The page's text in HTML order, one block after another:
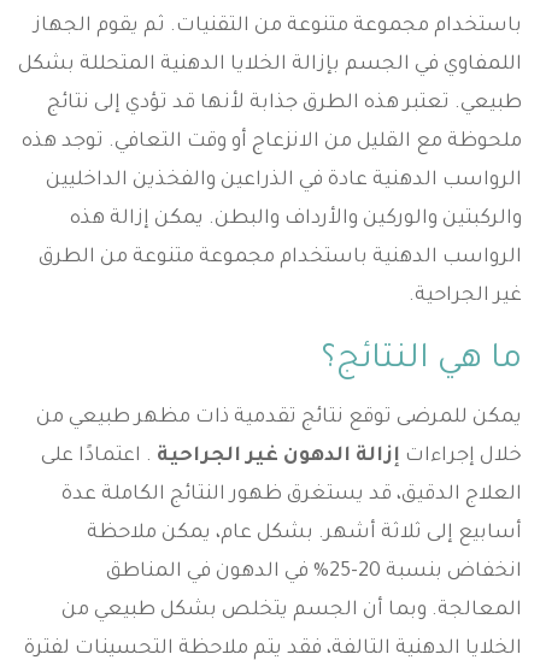
باستخدام مجموعة متنوعة من التقنيات. ثم يقوم الجهاز
اللمفاوي في الجسم بإزالة الخلايا الدهنية المتحللة بشكل
طبيعي. تعتبر هذه الطرق جذابة لأنها قد تؤدي إلى نتائج
ملحوظة مع القليل من الانزعاج أو وقت التعافي. توجد هذه
الرواسب الدهنية عادة في الذراعين والفخذين الداخليين
والركبتين والوركين والأرداف والبطن. يمكن إزالة هذه
الرواسب الدهنية باستخدام مجموعة متنوعة من الطرق
غير الجراحية.
ما هي النتائج؟
يمكن للمرضى توقع نتائج تقدمية ذات مظهر طبيعي من
خلال إجراءات إزالة الدهون غير الجراحية . اعتمادًا على
العلاج الدقيق، قد يستغرق ظهور النتائج الكاملة عدة
أسابيع إلى ثلاثة أشهر. بشكل عام، يمكن ملاحظة
انخفاض بنسبة 20-25% في الدهون في المناطق
المعالجة. وبما أن الجسم يتخلص بشكل طبيعي من
الخلايا الدهنية التالفة، فقد يتم ملاحظة التحسينات لفترة